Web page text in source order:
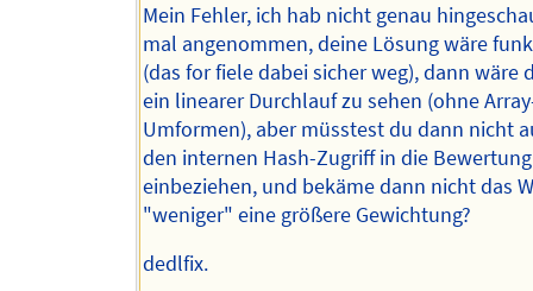
Mein Fehler, ich hab nicht genau
mal angenommen, deine Lösung wäre
(das for fiele dabei sicher weg), dann wäre
ein linearer Durchlauf zu sehen (ohne
Umformen), aber müsstest du dann nicht
den internen Hash-Zugriff in die Bewertung
einbeziehen, und bekäme dann nicht das
"weniger" eine größere Gewichtung?
dedlfix.